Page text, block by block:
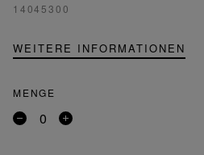
14045300
WEITERE INFORMATIONEN
MENGE
EntfernenEin